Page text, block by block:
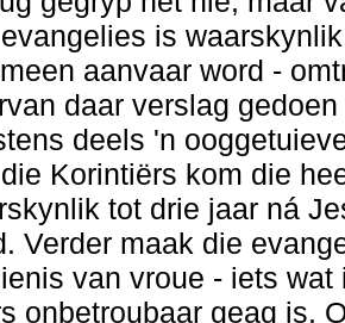
is
aanvaar word -
daar verslag
deels 'n
Korintiërs kom die
tot drie jaar ná
Verder maak die
van vroue - iets
onbetroubaar geag is.